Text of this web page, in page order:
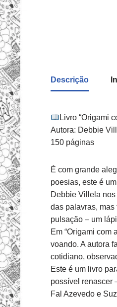
Descrição
Livro “Origami
Autora: Debbie
150 páginas
É com grande
poesias, este é
Debbie Villela
das palavras,
pulsação – um
Em “Origami com
voando. A autora
cotidiano,
Este é um livro
possível renascer
Fal Azevedo e